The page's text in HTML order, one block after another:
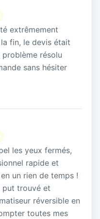
extrêmement
fin, le devis était
résolu
sans hésiter
les yeux fermés,
rapide et
un rien de temps !
put trouvé et
réversible en
toutes mes